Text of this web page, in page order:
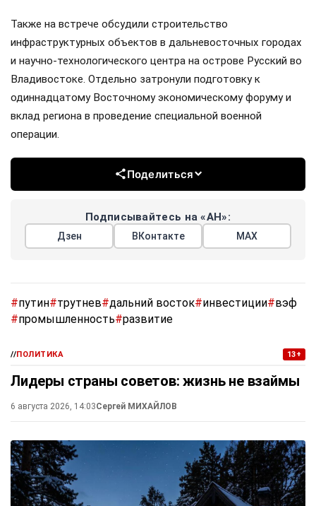
Также на встрече обсудили строительство
инфраструктурных объектов в дальневосточных городах
и научно-технологического центра на острове Русский во
Владивостоке. Отдельно затронули подготовку к
одиннадцатому Восточному экономическому форуму и
вклад региона в проведение специальной военной
операции.
Поделиться
Подписывайтесь на «АН»:
Дзен ВКонтакте МАХ
#путин#трутнев#дальний восток#инвестиции#вэф
#промышленность#развитие
//ПОЛИТИКА 13+
Лидеры страны советов: жизнь не взаймы
6 августа 2026, 14:03Сергей МИХАЙЛОВ